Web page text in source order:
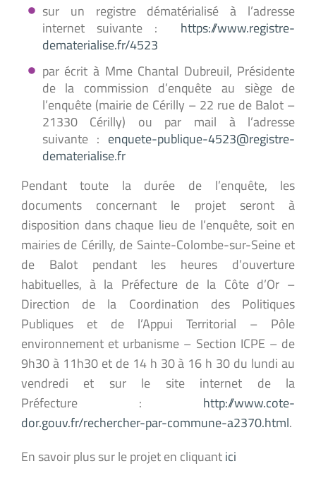
sur un registre dématérialisé à l’adresse
internet suivante : https://www.registre-
dematerialise.fr/4523
par écrit à Mme Chantal Dubreuil, Présidente
de la commission d’enquête au siège de
l’enquête (mairie de Cérilly – 22 rue de Balot –
21330 Cérilly) ou par mail à l’adresse
suivante : enquete-publique-4523@registre-
dematerialise.fr
Pendant toute la durée de l’enquête, les
documents concernant le projet seront à
disposition dans chaque lieu de l’enquête, soit en
mairies de Cérilly, de Sainte-Colombe-sur-Seine et
de Balot pendant les heures d’ouverture
habituelles, à la Préfecture de la Côte d’Or –
Direction de la Coordination des Politiques
Publiques et de l’Appui Territorial – Pôle
environnement et urbanisme – Section ICPE – de
9h30 à 11h30 et de 14 h 30 à 16 h 30 du lundi au
vendredi et sur le site internet de la
Préfecture : http://www.cote-
dor.gouv.fr/rechercher-par-commune-a2370.html.
En savoir plus sur le projet en cliquantici